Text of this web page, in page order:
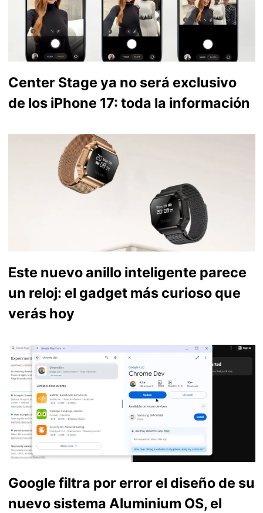
Center Stage ya no será exclusivo
de los iPhone 17: toda la información
Este nuevo anillo inteligente parece
un reloj: el gadget más curioso que
verás hoy
Google filtra por error el diseño de su
nuevo sistema Aluminium OS, el